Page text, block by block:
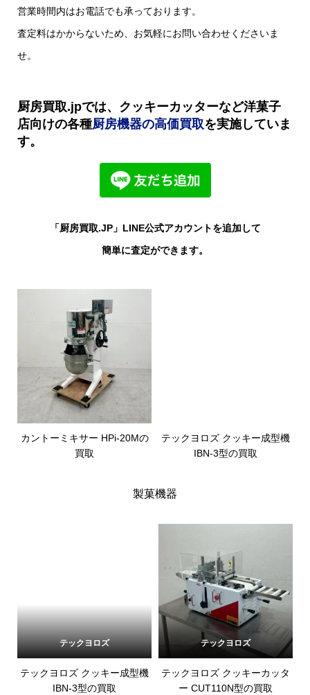
営業時間内はお電話でも承っております。
査定料はかからないため、お気軽にお問い合わせくださいま
せ。
厨房買取.jpでは、クッキーカッターなど洋菓子
店向けの各種厨房機器の高価買取を実施していま
す。
「厨房買取.JP」LINE公式アカウントを追加して
簡単に査定ができます。
カントーミキサー HPi-20Mの
買取
テックヨロズ クッキー成型機
IBN-3型の買取
製菓機器
テックヨロズ
テックヨロズ クッキー成型機
IBN-3型の買取
テックヨロズ
テックヨロズ クッキーカッタ
ー CUT110N型の買取